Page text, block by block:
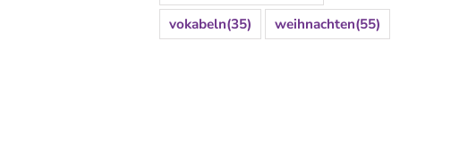
vokabeln(35) weihnachten(55)